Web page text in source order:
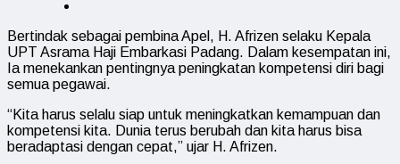
Bertindak sebagai pembina Apel, H. Afrizen selaku Kepala
UPT Asrama Haji Embarkasi Padang. Dalam kesempatan ini,
Ia menekankan pentingnya peningkatan kompetensi diri bagi
semua pegawai.
“Kita harus selalu siap untuk meningkatkan kemampuan dan
kompetensi kita. Dunia terus berubah dan kita harus bisa
beradaptasi dengan cepat,” ujar H. Afrizen.